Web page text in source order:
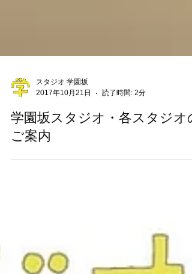
2017年10月21日
読了時間: 2分
学園坂スタジオ・各スタジオ
ご案内